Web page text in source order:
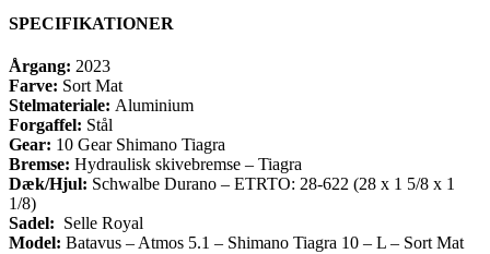
SPECIFIKATIONER
Årgang: 2023
Farve: Sort Mat
Stelmateriale: Aluminium
Forgaffel: Stål
Gear: 10 Gear Shimano Tiagra
Bremse: Hydraulisk skivebremse – Tiagra
Dæk/Hjul: Schwalbe Durano – ETRTO: 28-622 (28 x 1 5/8 x 1
1/8)
Sadel: Selle Royal
Model: Batavus – Atmos 5.1 – Shimano Tiagra 10 – L – Sort Mat